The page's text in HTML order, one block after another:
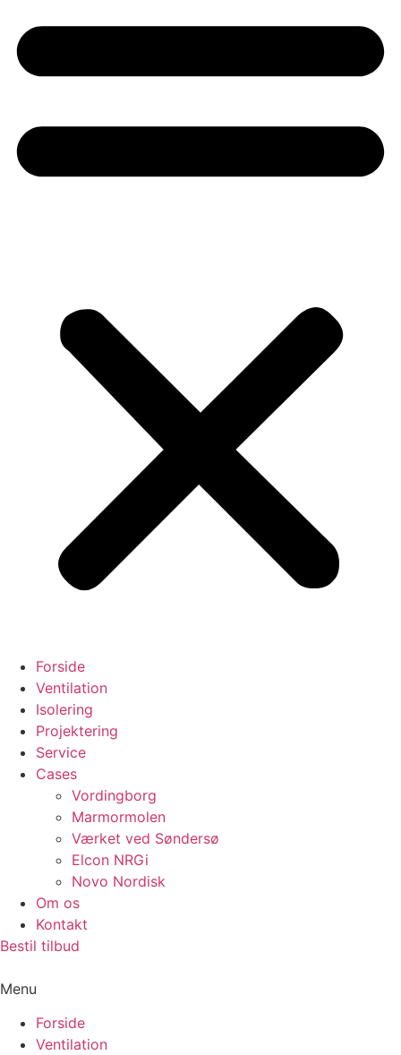
Forside
Ventilation
Isolering
Projektering
Service
Cases
Vordingborg
Marmormolen
Værket ved Søndersø
Elcon NRGi
Novo Nordisk
Om os
Kontakt
Bestil tilbud
Menu
Forside
Ventilation